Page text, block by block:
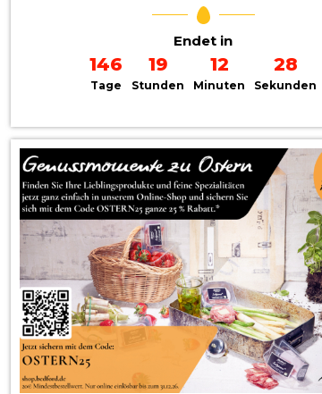
Endet in
146
Tage
19
Stunden
12
Minuten
26
Sekunden